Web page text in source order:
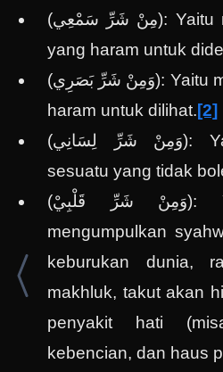
(مِنْ شَرِّ سَمْعِي): Yaitu
yang haram untuk
(وَمِنْ شَرِّ بَصَرِي): Yaitu
haram untuk dilihat.[2]
(وَمِنْ شَرِّ لِسَانِي):
sesuatu yang tidak
(وَمِنْ شَرِّ قَلْبِيْ):
mengumpulkan
keburukan dunia,
makhluk, takut akan
penyakit hati
kebencian, dan haus